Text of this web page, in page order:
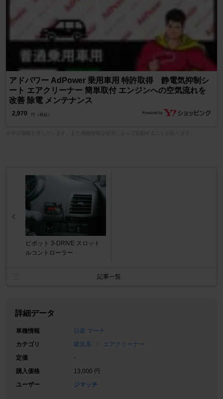
アドパワー AdPower 乗用車用 特許取得 静電気抑制シ
ート エアクリーナー 簡単取付 エンジンへの空気流れを
改善 除電 メンテナンス
2,970 円 （税込）
ピボット 3-DRIVE スロット
ルコントローラー
記事一覧
詳細データ
車種情報
日産 マーチ
カテゴリ
吸気系
エアクリーナー
定価
-
購入価格
13,000 円
ユーザー
ジマッチ